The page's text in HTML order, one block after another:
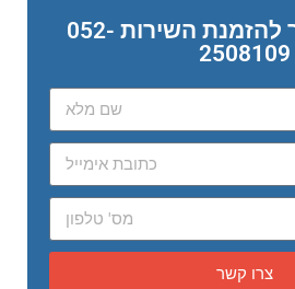
ניתן להתקשר להזמנת השירות 052-
2508109
צרו קשר